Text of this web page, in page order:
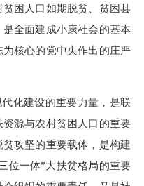
困人口如期脱贫、贫困县
全面建成小康社会的基本
核心的党中央作出的庄严
化建设的重要力量，是联
源与农村贫困人口的重要
攻坚的重要载体，是构建
位一体”大扶贫格局的重要